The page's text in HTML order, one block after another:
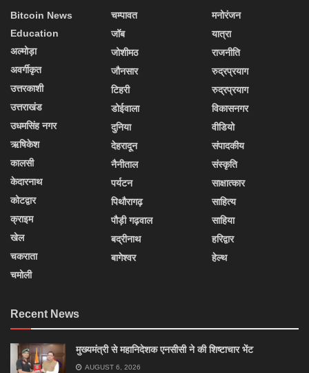
Bitcoin News
Education
अल्मोड़ा
अवर्गीकृत
उत्तरकाशी
उत्तराखंड
उधमसिंह नगर
ऋषिकेश
कालसी
केदारनाथ
कोटद्वार
क्राइम
खेल
चकराता
चमोली
चम्पावत
जॉब
जोशीमठ
जौनसार
टिहरी
डोईवाला
दुनिया
देहरादून
नैनीताल
पर्यटन
पिथौरागढ़
पौड़ी गढ़वाल
बद्रीनाथ
बागेश्वर
मनोरंजन
यात्रा
राजनीति
रुद्रप्रयाग
रुद्रप्रयाग
विकासनगर
वीडियो
संपादकीय
संस्कृति
साक्षात्कार
साहित्य
साहिया
हरिद्वार
हेल्थ
Recent News
मुख्यमंत्री से महानिदेशक एनसीसी ने की शिष्टाचार भेंट
AUGUST 6, 2026